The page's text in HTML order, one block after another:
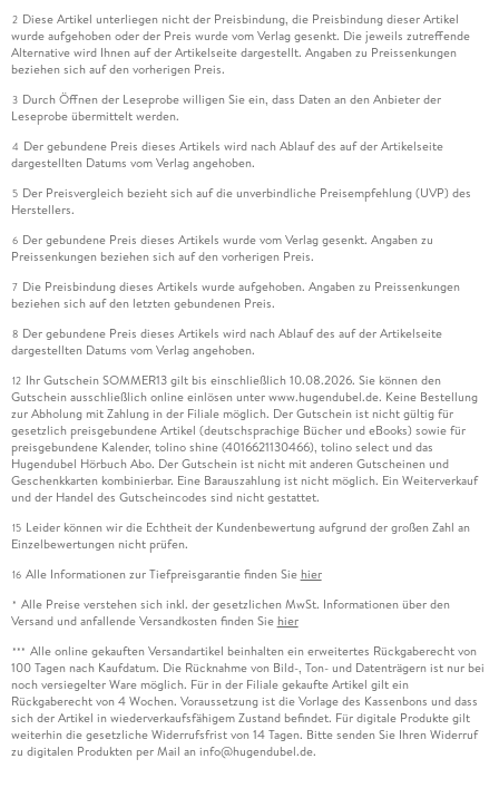
2 Diese Artikel unterliegen nicht der Preisbindung, die Preisbindung dieser Artikel
wurde aufgehoben oder der Preis wurde vom Verlag gesenkt. Die jeweils zutreffende
Alternative wird Ihnen auf der Artikelseite dargestellt. Angaben zu Preissenkungen
beziehen sich auf den vorherigen Preis.
3 Durch Öffnen der Leseprobe willigen Sie ein, dass Daten an den Anbieter der
Leseprobe übermittelt werden.
4 Der gebundene Preis dieses Artikels wird nach Ablauf des auf der Artikelseite
dargestellten Datums vom Verlag angehoben.
5 Der Preisvergleich bezieht sich auf die unverbindliche Preisempfehlung (UVP) des
Herstellers.
6 Der gebundene Preis dieses Artikels wurde vom Verlag gesenkt. Angaben zu
Preissenkungen beziehen sich auf den vorherigen Preis.
7 Die Preisbindung dieses Artikels wurde aufgehoben. Angaben zu Preissenkungen
beziehen sich auf den letzten gebundenen Preis.
8 Der gebundene Preis dieses Artikels wird nach Ablauf des auf der Artikelseite
dargestellten Datums vom Verlag angehoben.
12 Ihr Gutschein SOMMER13 gilt bis einschließlich 10.08.2026. Sie können den
Gutschein ausschließlich online einlösen unter www.hugendubel.de. Keine Bestellung
zur Abholung mit Zahlung in der Filiale möglich. Der Gutschein ist nicht gültig für
gesetzlich preisgebundene Artikel (deutschsprachige Bücher und eBooks) sowie für
preisgebundene Kalender, tolino shine (4016621130466), tolino select und das
Hugendubel Hörbuch Abo. Der Gutschein ist nicht mit anderen Gutscheinen und
Geschenkkarten kombinierbar. Eine Barauszahlung ist nicht möglich. Ein Weiterverkauf
und der Handel des Gutscheincodes sind nicht gestattet.
15 Leider können wir die Echtheit der Kundenbewertung aufgrund der großen Zahl an
Einzelbewertungen nicht prüfen.
16 Alle Informationen zur Tiefpreisgarantie finden Sie hier
* Alle Preise verstehen sich inkl. der gesetzlichen MwSt. Informationen über den
Versand und anfallende Versandkosten finden Sie hier
*** Alle online gekauften Versandartikel beinhalten ein erweitertes Rückgaberecht von
100 Tagen nach Kaufdatum. Die Rücknahme von Bild-, Ton- und Datenträgern ist nur bei
noch versiegelter Ware möglich. Für in der Filiale gekaufte Artikel gilt ein
Rückgaberecht von 4 Wochen. Voraussetzung ist die Vorlage des Kassenbons und dass
sich der Artikel in wiederverkaufsfähigem Zustand befindet. Für digitale Produkte gilt
weiterhin die gesetzliche Widerrufsfrist von 14 Tagen. Bitte senden Sie Ihren Widerruf
zu digitalen Produkten per Mail an info@hugendubel.de.